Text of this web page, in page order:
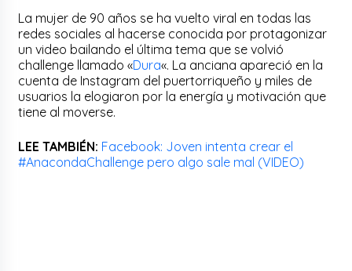
La mujer de 90 años se ha vuelto viral en todas las
redes sociales al hacerse conocida por protagonizar
un video bailando el última tema que se volvió
challenge llamado «Dura«. La anciana apareció en la
cuenta de Instagram del puertorriqueño y miles de
usuarios la elogiaron por la energía y motivación que
tiene al moverse.
LEE TAMBIÉN: Facebook: Joven intenta crear el
#AnacondaChallenge pero algo sale mal (VIDEO)